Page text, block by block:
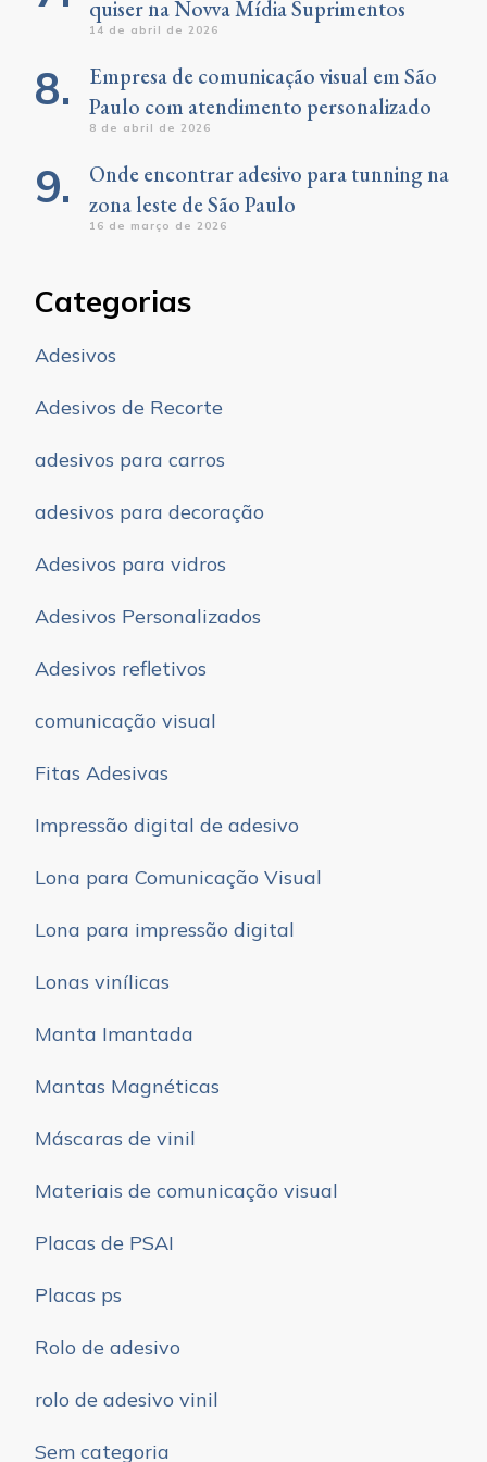
quiser na Novva Mídia Suprimentos
14 de abril de 2026
Empresa de comunicação visual em São
Paulo com atendimento personalizado
8 de abril de 2026
Onde encontrar adesivo para tunning na
zona leste de São Paulo
16 de março de 2026
Categorias
Adesivos
Adesivos de Recorte
adesivos para carros
adesivos para decoração
Adesivos para vidros
Adesivos Personalizados
Adesivos refletivos
comunicação visual
Fitas Adesivas
Impressão digital de adesivo
Lona para Comunicação Visual
Lona para impressão digital
Lonas vinílicas
Manta Imantada
Mantas Magnéticas
Máscaras de vinil
Materiais de comunicação visual
Placas de PSAI
Placas ps
Rolo de adesivo
rolo de adesivo vinil
Sem categoria